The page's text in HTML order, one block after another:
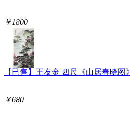
￥1800
【已售】王友金 四尺《山居春晓图》
￥680